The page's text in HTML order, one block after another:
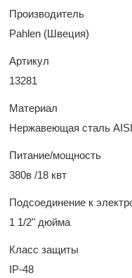
Производитель
Pahlen (Швеция)
Артикул
13281
Материал
Нержавеющая сталь
Питание/мощность
380в /18 квт
Подсоединение к
1 1/2" дюйма
Класс защиты
IP-48